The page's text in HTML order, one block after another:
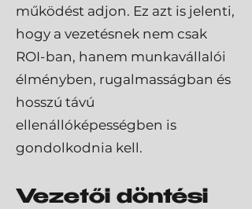
működést adjon. Ez azt is jelenti,
hogy a vezetésnek nem csak
ROI-ban, hanem munkavállalói
élményben, rugalmasságban és
hosszú távú
ellenállóképességben is
gondolkodnia kell.
Vezetői döntési